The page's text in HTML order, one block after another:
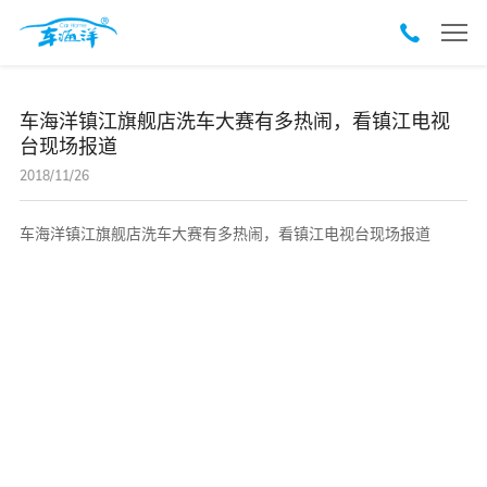
车海洋镇江旗舰店洗车大赛有多热闹，看镇江电视
台现场报道
2018/11/26
车海洋镇江旗舰店洗车大赛有多热闹，看镇江电视台现场报道